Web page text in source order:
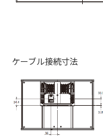
ケーブル接続寸法